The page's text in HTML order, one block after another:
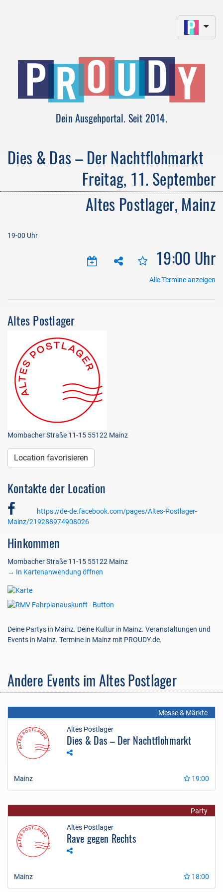
Dein Ausgehportal. Seit 2014.
Dies & Das – Der Nachtflohmarkt
Freitag, 11. September
Altes Postlager, Mainz
19-00 Uhr
19:00 Uhr
Alle Termine anzeigen
Altes Postlager
Mombacher Straße 11-15 55122 Mainz
Location favorisieren
Kontakte der Location
https://de-de.facebook.com/pages/Altes-Postlager-
Mainz/219288974908026
Hinkommen
Mombacher Straße 11-15 55122 Mainz
→ In Kartenanwendung öffnen
Deine Partys in Mainz. Deine Kultur in Mainz. Veranstaltungen und
Events in Mainz. Termine in Mainz mit PROUDY.de.
Andere Events im Altes Postlager
Messe & Märkte
Altes Postlager
Dies & Das – Der Nachtflohmarkt
Mainz 19:00
Party
Altes Postlager
Rave gegen Rechts
Mainz 18:00